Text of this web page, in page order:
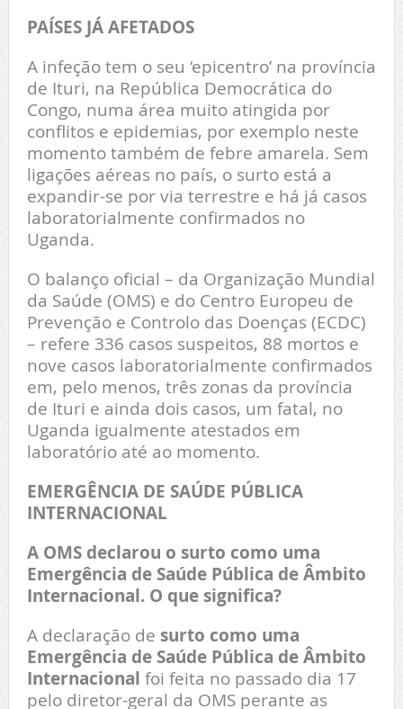
PAÍSES JÁ AFETADOS
A infeção tem o seu ‘epicentro’ na província
de Ituri, na República Democrática do
Congo, numa área muito atingida por
conflitos e epidemias, por exemplo neste
momento também de febre amarela. Sem
ligações aéreas no país, o surto está a
expandir-se por via terrestre e há já casos
laboratorialmente confirmados no
Uganda.
O balanço oficial – da Organização Mundial
da Saúde (OMS) e do Centro Europeu de
Prevenção e Controlo das Doenças (ECDC)
– refere 336 casos suspeitos, 88 mortos e
nove casos laboratorialmente confirmados
em, pelo menos, três zonas da província
de Ituri e ainda dois casos, um fatal, no
Uganda igualmente atestados em
laboratório até ao momento.
EMERGÊNCIA DE SAÚDE PÚBLICA
INTERNACIONAL
A OMS declarou o surto como uma
Emergência de Saúde Pública de Âmbito
Internacional. O que significa?
A declaração de surto como uma
Emergência de Saúde Pública de Âmbito
Internacional foi feita no passado dia 17
pelo diretor-geral da OMS perante as